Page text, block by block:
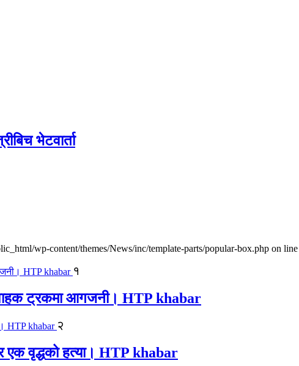
भेटवार्ता
wp-content/themes/News/inc/template-parts/popular-box.php on
१
ट्रकमा आगजनी। HTP khabar
२
एक वृद्धको हत्या। HTP khabar